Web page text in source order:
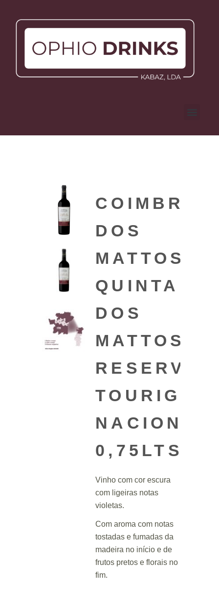
COIMBRA
DOS
MATTOS
QUINTA
DOS
MATTOS
RESERVA
TOURIGA
NACIONAL
0,75LTS
Vinho com cor escura
com ligeiras notas
violetas.
Com aroma com notas
tostadas e fumadas da
madeira no início e de
frutos pretos e florais no
fim.